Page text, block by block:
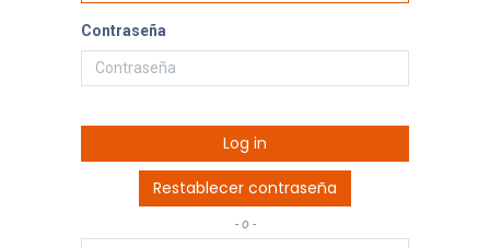
Contraseña
Log in
Restablecer contraseña
- o -